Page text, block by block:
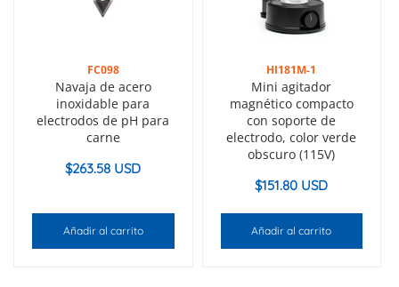
FC098
Navaja de acero
inoxidable para
electrodos de pH para
carne
$263.58 USD
Añadir al carrito
HI181M-1
Mini agitador
magnético compacto
con soporte de
electrodo, color verde
obscuro (115V)
$151.80 USD
Añadir al carrito